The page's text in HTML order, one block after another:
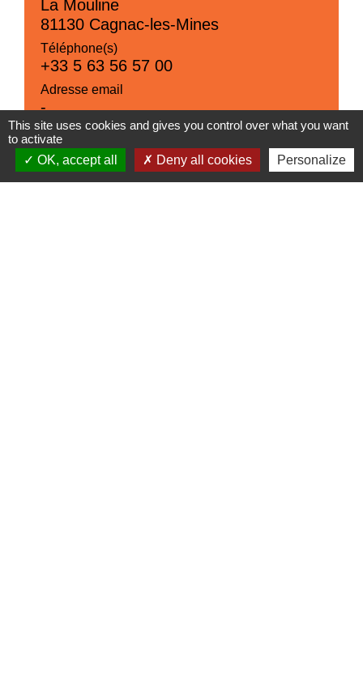
La Mouline
81130 Cagnac-les-Mines
Téléphone(s)
+33 5 63 56 57 00
Adresse email
-
Site Internet
-
Réseaux sociaux
This site uses cookies and gives you control over what you want
to activate
OK, accept all
Deny all cookies Personalize